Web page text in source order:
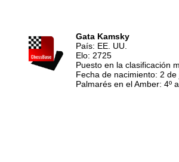
Gata Kamsky
País: EE. UU.
Elo: 2725
Puesto en la clasificación
Fecha de nacimiento: 2
Palmarés en el Amber: 4º